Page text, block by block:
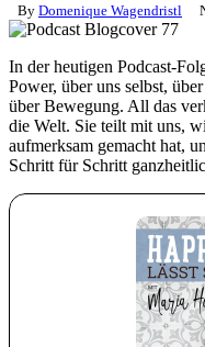
By Domenique Wagendristl
In der heutigen Podcast-
Power, über uns selbst,
über Bewegung. All das
die Welt. Sie teilt mit uns,
aufmerksam gemacht hat,
Schritt für Schritt